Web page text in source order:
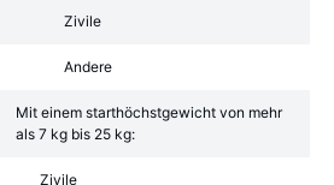
Zivile
Andere
Mit einem starthöchstgewicht von mehr
als 7 kg bis 25 kg:
Zivile